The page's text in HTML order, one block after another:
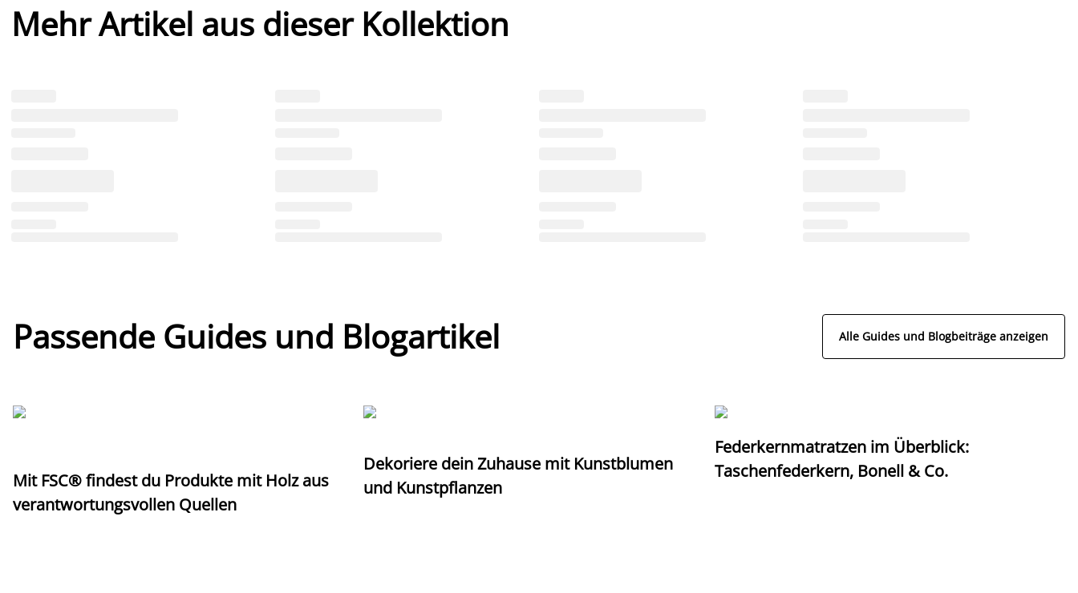
Mehr Artikel aus dieser Kollektion
Passende Guides und Blogartikel Alle Guides und Blogbeiträge anzeigen
Mit FSC® findest du Produkte mit Holz aus
verantwortungsvollen Quellen
Dekoriere dein Zuhause mit Kunstblumen
und Kunstpflanzen
Federkernmatratzen im Überblick:
Taschenfederkern, Bonell & Co.